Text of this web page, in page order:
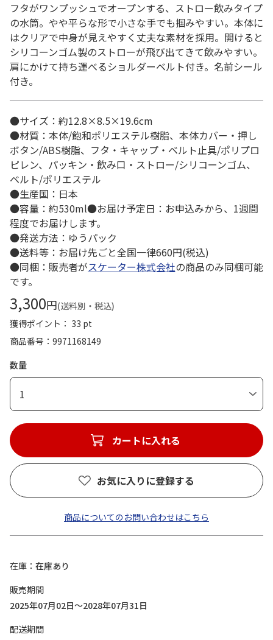
フタがワンプッシュでオープンする、ストロー飲みタイプ
の水筒。やや平らな形で小さな手でも掴みやすい。本体に
はクリアで中身が見えやすく丈夫な素材を採用。開けると
シリコーンゴム製のストローが飛び出てきて飲みやすい。
肩にかけて持ち運べるショルダーベルト付き。名前シール
付き。
●サイズ：約12.8×8.5×19.6cm
●材質：本体/飽和ポリエステル樹脂、本体カバー・押し
ボタン/ABS樹脂、フタ・キャップ・ベルト止具/ポリプロ
ピレン、パッキン・飲み口・ストロー/シリコーンゴム、
ベルト/ポリエステル
●生産国：日本
●容量：約530ml●お届け予定日：お申込みから、1週間
程度でお届けします。
●発送方法：ゆうパック
●送料等：お届け先ごと全国一律660円(税込)
●同梱：販売者がスケーター株式会社の商品のみ同梱可能
です。
3,300円(送料別・税込)
獲得ポイント： 33 pt
商品番号
9971168149
数量
1
カートに入れる
お気に入りに登録する
商品についてのお問い合わせはこちら
在庫
在庫あり
販売期間
2025年07月02日～2028年07月31日
配送期間